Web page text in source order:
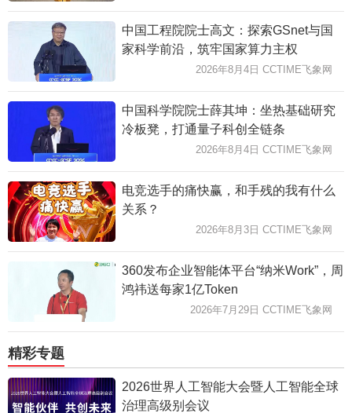
中国工程院院士高文：探索GSnet与国
家科学前沿，筑牢国家算力主权
2026年8月4日 CCTIME飞象网
中国科学院院士薛其坤：坐热基础研究
冷板凳，打通量子科创全链条
2026年8月4日 CCTIME飞象网
电竞选手的痛快赢，和手残的我有什么
关系？
2026年8月3日 CCTIME飞象网
360发布企业智能体平台“纳米Work”，周
鸿祎送每家1亿Token
2026年7月29日 CCTIME飞象网
精彩专题
2026世界人工智能大会暨人工智能全球
治理高级别会议